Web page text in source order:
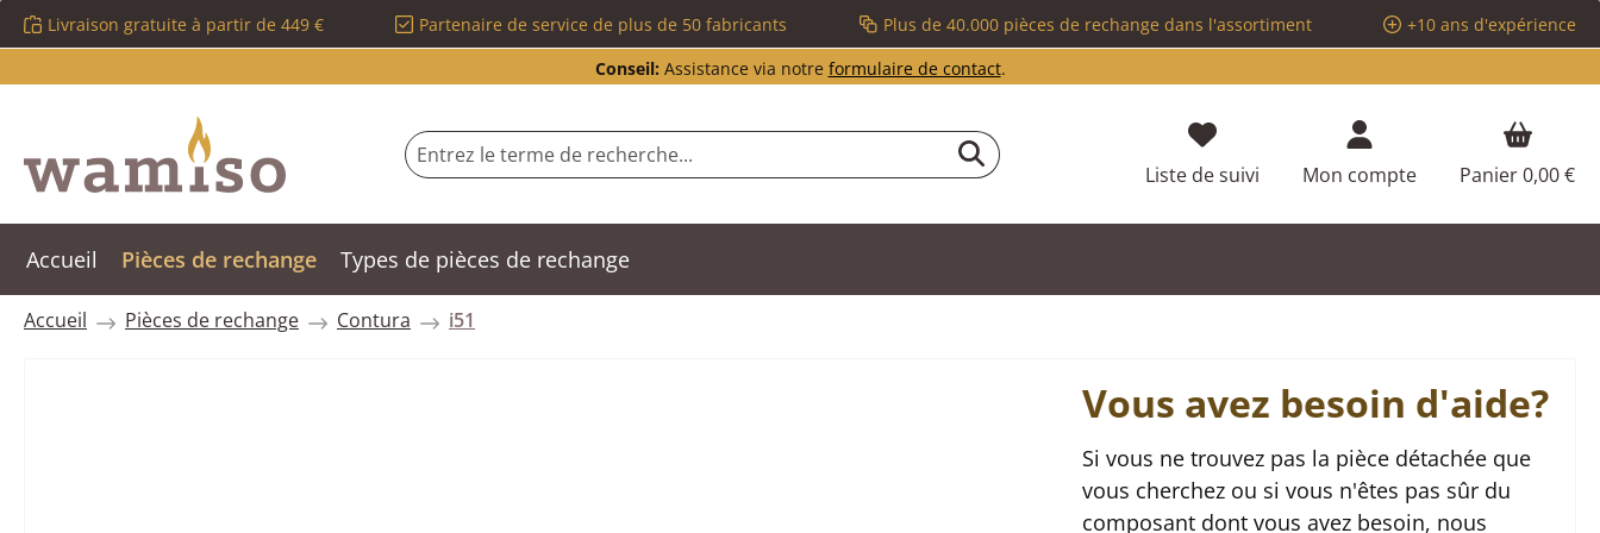
au contenu principal
Passer à la recherche
Passer à la navigation principale
Livraison gratuite à partir de 449 € Partenaire de service de plus de 50 fabricants Plus de 40.000 pièces de rechange dans l'assortiment
+10 ans d'expérience
Conseil: Assistance via notre formulaire de contact.
Liste de suivi Vous avez 0 articles dans votre liste
Mon compte Panier0,00 €
Accueil Pièces de rechange Types de pièces de rechange
Accueil Pièces de rechange Contura i51
Vous avez besoin d'aide?
Si vous ne trouvez pas la pièce détachée que
vous cherchez ou si vous n'êtes pas sûr du
composant dont vous avez besoin, nous